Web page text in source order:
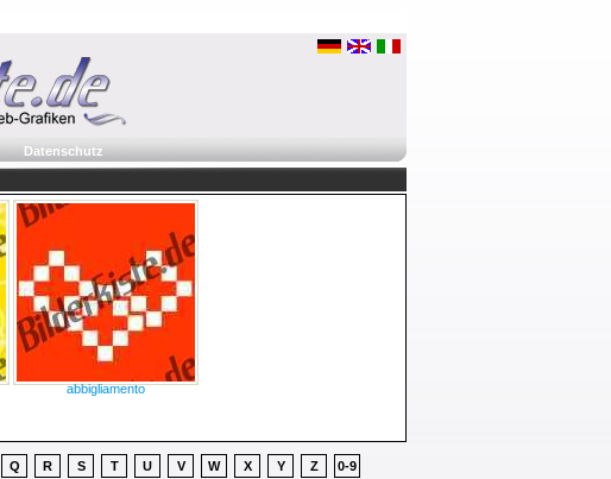
Datenschutz
abbigliamento
Q R S T U V W X Y Z 0-9